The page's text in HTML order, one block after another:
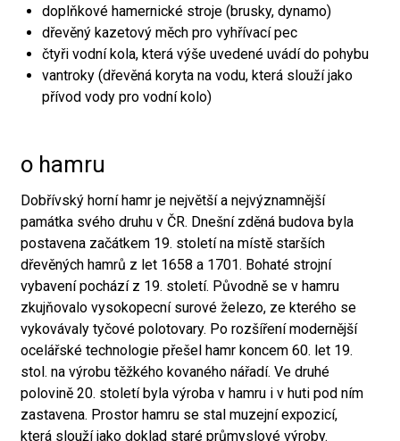
doplňkové hamernické stroje (brusky, dynamo)
dřevěný kazetový měch pro vyhřívací pec
čtyři vodní kola, která výše uvedené uvádí do pohybu
vantroky (dřevěná koryta na vodu, která slouží jako
přívod vody pro vodní kolo)
o hamru
Dobřívský horní hamr je největší a nejvýznamnější
památka svého druhu v ČR. Dnešní zděná budova byla
postavena začátkem 19. století na místě starších
dřevěných hamrů z let 1658 a 1701. Bohaté strojní
vybavení pochází z 19. století. Původně se v hamru
zkujňovalo vysokopecní surové železo, ze kterého se
vykovávaly tyčové polotovary. Po rozšíření modernější
ocelářské technologie přešel hamr koncem 60. let 19.
stol. na výrobu těžkého kovaného nářadí. Ve druhé
polovině 20. století byla výroba v hamru i v huti pod ním
zastavena. Prostor hamru se stal muzejní expozicí,
která slouží jako doklad staré průmyslové výroby.